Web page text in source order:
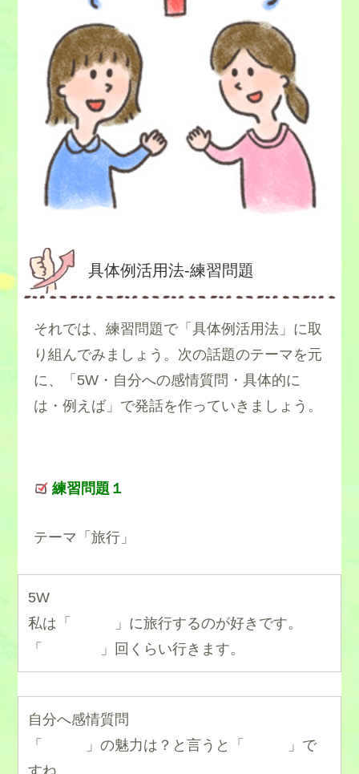
具体例活用法-練習問題
それでは、練習問題で「具体例活用法」に取
り組んでみましょう。次の話題のテーマを元
に、「5W・自分への感情質問・具体的に
は・例えば」で発話を作っていきましょう。
練習問題１
テーマ「旅行」
5W
私は「 」に旅行するのが好きです。
「 」回くらい行きます。
自分へ感情質問
「 」の魅力は？と言うと「 」で